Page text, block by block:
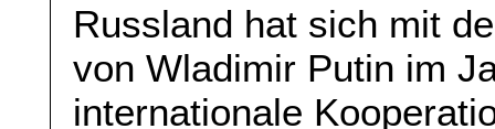
Russland hat sich mit
von Wladimir Putin im
internationale